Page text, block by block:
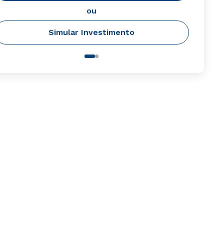
ou
Simular Investimento